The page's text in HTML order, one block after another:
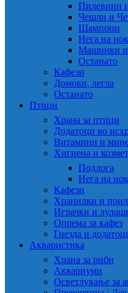
Пилевини
Чешли и
Шампони
Нега на
Машинки
Останато
Кафези
Домови, легла
Останато
Птици
Храна за птици
Додатоци во
Витамини и
Хигиена и
Подлога
Нега на
Кафези
Хранилки и
Играчки и
Опрема за кафез
Гнезда и
Акваристика
Храна за риби
Аквариуми
Осветлување за